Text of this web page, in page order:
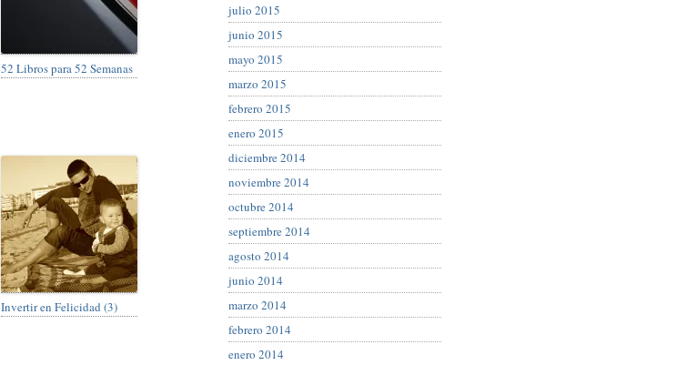
52 Libros para 52 Semanas
Invertir en Felicidad (3)
julio 2015
junio 2015
mayo 2015
marzo 2015
febrero 2015
enero 2015
diciembre 2014
noviembre 2014
octubre 2014
septiembre 2014
agosto 2014
junio 2014
marzo 2014
febrero 2014
enero 2014